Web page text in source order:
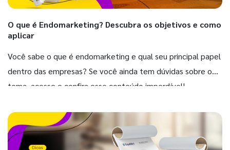
O que é Endomarketing? Descubra os objetivos e como
aplicar
Você sabe o que é endomarketing e qual seu principal papel
dentro das empresas? Se você ainda tem dúvidas sobre o
tema, acesse e confira esse conteúdo imperdível!